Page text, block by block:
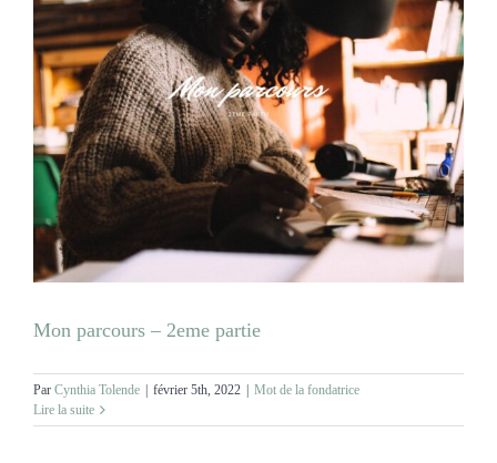
Mon parcours – 2eme partie
Par Cynthia Tolende février 5th, 2022
Mot de la fondatrice
Lire la suite